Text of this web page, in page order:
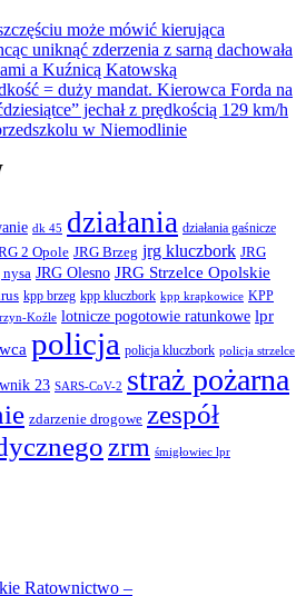
może mówić kierująca
uniknąć zderzenia z sarną dachowała
a Kuźnicą Katowską
= duży mandat. Kierowca Forda na
jechał z prędkością 129 km/h
w Niemodlinie
dk 45 działania działania gaśnicze
2 Opole JRG Brzeg jrg kluczbork JRG
JRG Olesno JRG Strzelce Opolskie
kpp brzeg kpp kluczbork kpp krapkowice KPP
Koźle lotnicze pogotowie ratunkowe lpr
policja policja kluczbork policja strzelce
23 SARS-CoV-2 straż pożarna
zdarzenie drogowe zespół
zrm śmigłowiec lpr
Ratownictwo –